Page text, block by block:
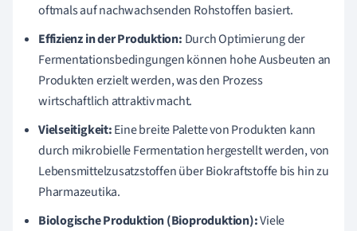
oftmals auf nachwachsenden Rohstoffen basiert.
Effizienz in der Produktion: Durch Optimierung der
Fermentationsbedingungen können hohe Ausbeuten an
Produkten erzielt werden, was den Prozess
wirtschaftlich attraktiv macht.
Vielseitigkeit:Eine breite Palette von Produkten kann
durch mikrobielle Fermentation hergestellt werden, von
Lebensmittelzusatzstoffen über Biokraftstoffe bis hin zu
Pharmazeutika.
Biologische Produktion (Bioproduktion):Viele